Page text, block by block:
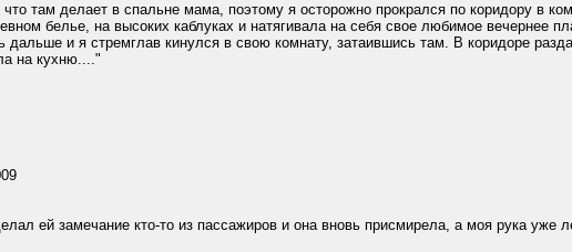
там делает в спальне мама, поэтому я осторожно прокрался по коридору в
белье, на высоких каблуках и натягивала на себя свое любимое вечернее
и я стремглав кинулся в свою комнату, затаившись там. В коридоре
на кухню...."
ей замечание кто-то из пассажиров и она вновь присмирела, а моя рука уже